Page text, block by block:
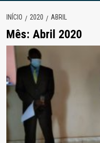
INÍCIO 2020 ABRIL
Mês: Abril 2020